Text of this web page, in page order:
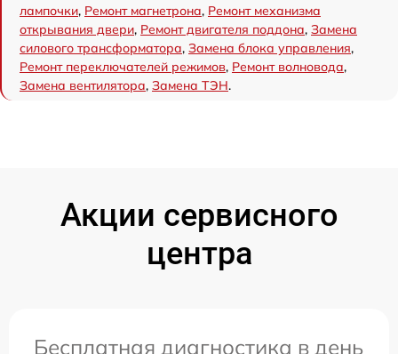
лампочки, Ремонт магнетрона, Ремонт механизма
открывания двери, Ремонт двигателя поддона, Замена
силового трансформатора, Замена блока управления,
Ремонт переключателей режимов, Ремонт волновода,
Замена вентилятора, Замена ТЭН.
Акции сервисного
центра
Бесплатная диагностика в день